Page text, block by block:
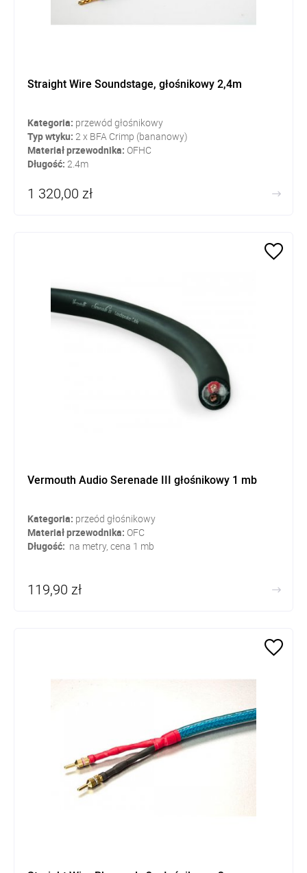
Straight Wire Soundstage, głośnikowy 2,4m
Kategoria: przewód głośnikowy
Typ wtyku: 2 x BFA Crimp (bananowy)
Materiał przewodnika: OFHC
Długość: 2.4m
1 320,00 zł
Vermouth Audio Serenade III głośnikowy 1 mb
Kategoria: przeód głośnikowy
Materiał przewodnika: OFC
Długość: na metry, cena 1 mb
119,90 zł